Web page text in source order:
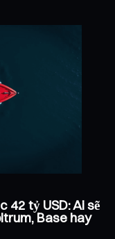
42 tỷ USD: Ai sẽ
Base hay